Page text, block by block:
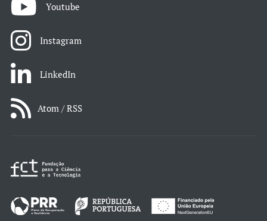
Youtube
Instagram
LinkedIn
Atom / RSS